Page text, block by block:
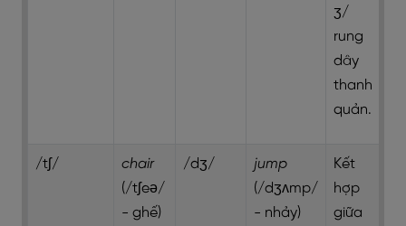
ʒ/
rung
dây
thanh
quản.
/tʃ/
chair
(/tʃeə/
- ghế)
/dʒ/
jump
(/dʒʌmp/
- nhảy)
Kết
hợp
giữa